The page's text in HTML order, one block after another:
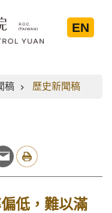
EN
稿 歷史新聞稿
低，難以滿